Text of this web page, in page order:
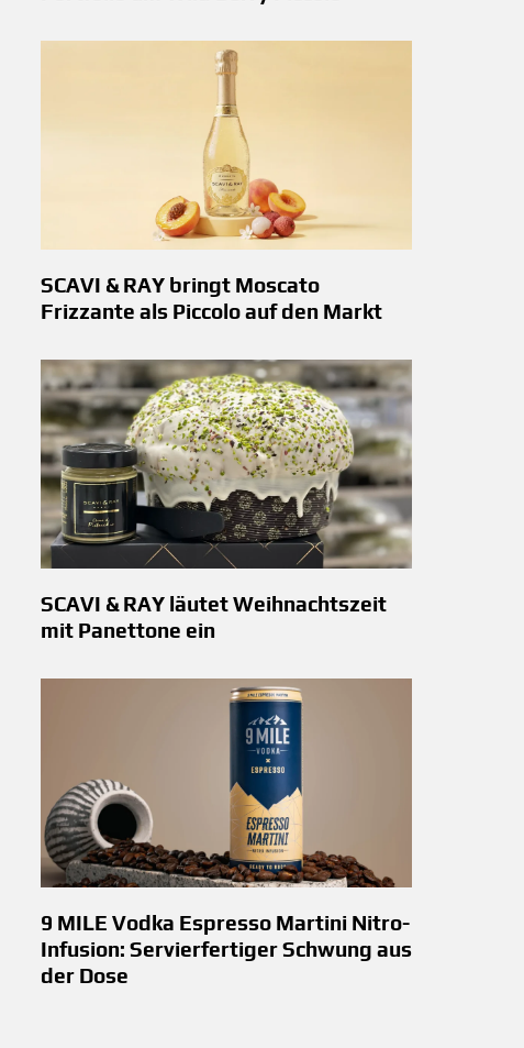
SCAVI & RAY bringt Moscato
Frizzante als Piccolo auf den Markt
SCAVI & RAY läutet Weihnachtszeit
mit Panettone ein
9 MILE Vodka Espresso Martini Nitro-
Infusion: Servierfertiger Schwung aus
der Dose